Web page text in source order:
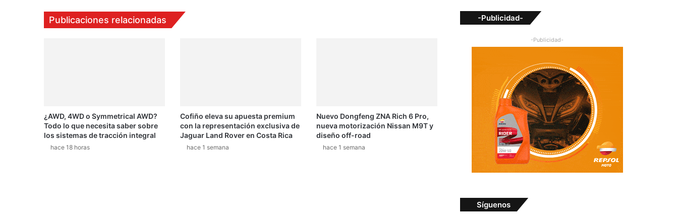
Publicaciones relacionadas
¿AWD, 4WD o Symmetrical AWD?
Todo lo que necesita saber sobre
los sistemas de tracción integral
hace 18 horas
Cofiño eleva su apuesta premium
con la representación exclusiva de
Jaguar Land Rover en Costa Rica
hace 1 semana
Nuevo Dongfeng ZNA Rich 6 Pro,
nueva motorización Nissan M9T y
diseño off-road
hace 1 semana
-Publicidad-
-Publicidad-
Síguenos